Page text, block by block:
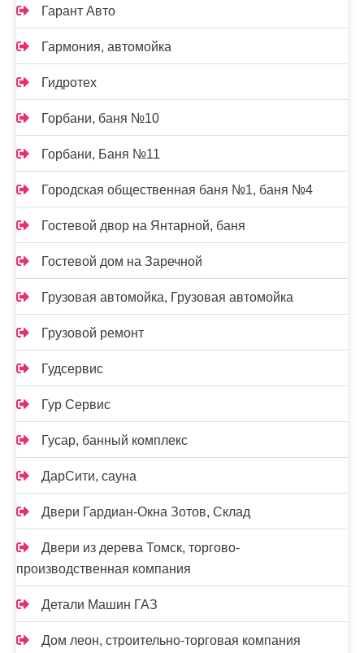
Гарант Авто
Гармония, автомойка
Гидротех
Горбани, баня №10
Горбани, Баня №11
Городская общественная баня №1, баня №4
Гостевой двор на Янтарной, баня
Гостевой дом на Заречной
Грузовая автомойка, Грузовая автомойка
Грузовой ремонт
Гудсервис
Гур Сервис
Гусар, банный комплекс
ДарСити, сауна
Двери Гардиан-Окна Зотов, Склад
Двери из дерева Томск, торгово-
производственная компания
Детали Машин ГАЗ
Дом леон, строительно-торговая компания